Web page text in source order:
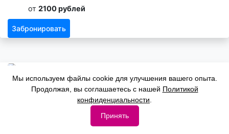
от 2100 рублей
Забронировать
Санатории Воронежской области
Лечебный профиль санаториев Воронежской области -
органы дыхания, зрение, ЖКТ, сердечно-сосудистая
Мы используем файлы cookie для улучшения вашего опыта.
Продолжая, вы соглашаетесь с нашей Политикой
конфиденциальности
Принять